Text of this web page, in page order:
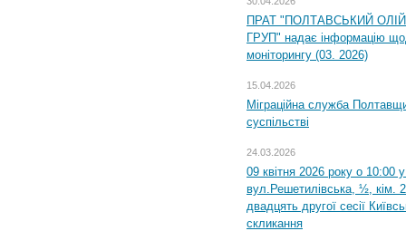
ПРАТ "ПОЛТАВСЬКИЙ
ГРУП" надає інформацію
моніторингу (03. 2026)
15.04.2026
Міграційна служба
суспільстві
24.03.2026
09 квітня 2026 року о 10:00
вул.Решетилівська, ½, кім.
двадцять другої сесії
скликання